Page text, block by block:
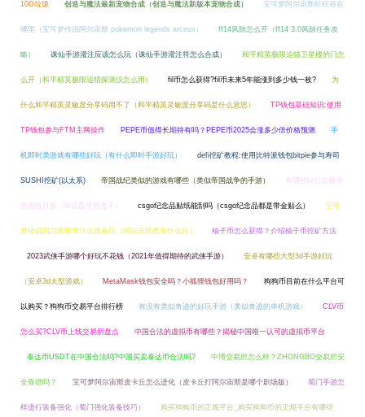
10G垃圾 创造与魔法最新宠物合成（创造与魔法新版本宠物合成） 宝可梦阿尔宙斯旺旺谷在
哪里（宝可梦传说阿尔宙斯 pokemon legends arceus） ff14风脉怎么开（ff14 3.0风脉任务攻
略） 诛仙手游灌注应该怎么玩（诛仙手游灌注符怎么合成） 和平精英极限追猎卫星楼的门怎
么开（和平精英极限追猎探测仪怎么用） fil币怎么获得?fil币未来5年能涨到多少钱一枚? 为
什么和平精英灵敏度分享码用不了（和平精英灵敏度分享码是什么意思） TP钱包基础知识:使用
TP钱包参与FTM主网操作 PEPE币值得长期持有吗？PEPE币2025会涨多少倍价格预测 手
机即时类游戏有哪些好玩（有什么即时手游好玩） defi挖矿教程:使用比特派钱包bitpie参与寿司
SUSHI挖矿(以太系) 帝国战纪类似的游戏有哪些（类似帝国战争的手游） 有哪些bt公益服手
游充值打折（bt公益手游盒子） csgo纪念品贴纸能刮吗（csgo纪念品都是带金贴么） 宝可
梦传说阿尔宙斯用什么设备玩（阿尔宙斯携带什么好） 柚子币怎么获得？介绍柚子币挖矿方法
2023武侠手游哪个好玩不花钱（2021年值得期待的武侠手游） 安卓有哪些大型3d手游好玩
（安卓3d大型游戏） MetaMask钱包安全吗？小狐狸钱包好用吗？ 狗狗币目前在什么平台可
以购买？狗狗币交易平台排行榜 有没有类似奇迹的好玩手游（类似奇迹的单机游戏） CLV币
怎么买?CLV币上线交易所盘点 中国合法的虚拟币有哪些？揭秘中国唯一认可的虚拟币平台
泰达币USDT在中国合法吗?中国买卖泰达币合法吗? 中博交易所怎么样？ZHONGBO交易所安
全靠谱吗？ 宝可梦阿尔宙斯皮卡丘怎么进化（皮卡丘打阿尔宙斯是哪个剧场版） 蜀门手游怎
样进行装备强化（蜀门强化装备技巧） 购买狗狗币的正规平台_购买狗狗币的正规平台有哪些